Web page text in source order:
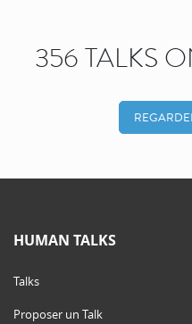
356 TALKS
HUMAN TALKS
Talks
Proposer un Talk